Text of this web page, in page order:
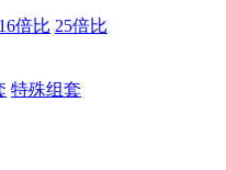
16倍比 25倍比
特殊组套